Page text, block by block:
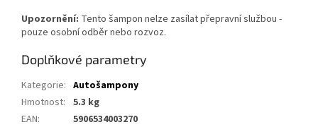
Upozornění: Tento šampon nelze zasílat přepravní službou -
pouze osobní odběr nebo rozvoz.
Doplňkové parametry
Kategorie: Autošampony
Hmotnost: 5.3 kg
EAN: 5906534003270